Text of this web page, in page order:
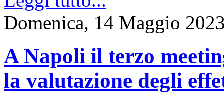
Domenica, 14 Maggio
A Napoli il terzo
la valutazione degli